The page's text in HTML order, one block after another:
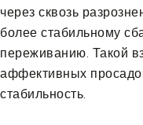
через сквозь
более стабильному
переживанию. Такой
аффективных
стабильность.